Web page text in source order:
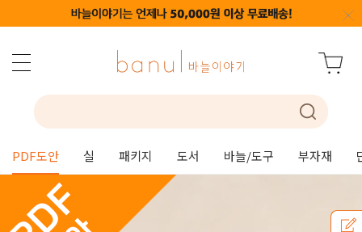
PDF도안 실 패키지 도서 바늘/도구 부자재